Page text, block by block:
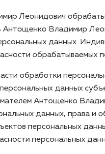
Леонидович
Владимир
данных.
обрабатываемых
обработки
данных
Антощенко
данных, права и
персональных
персональных